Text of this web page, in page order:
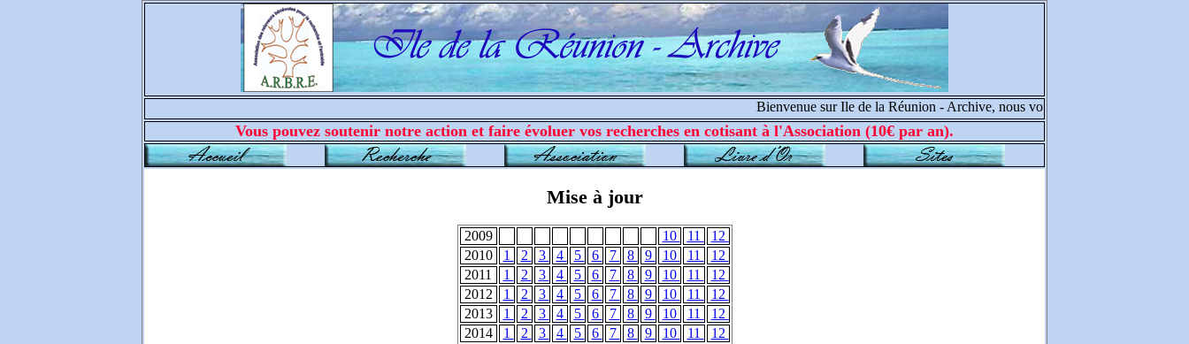
Bienvenue sur Ile de la Réunion - Archive, nous vous souhaitons de belles
Vous pouvez soutenir notre action et faire évoluer vos recherches en cotisant à l'Association (10€ par an).
Mise à jour
2009 10 11
12
2010
1 2 3 4 5 6 7 8 9 10 11
12
2011
1 2 3 4 5 6 7 8 9 10 11
12
2012
1 2 3 4 5 6 7 8 9 10 11
12
2013
1 2 3 4 5 6 7 8 9 10 11
12
2014
1 2 3 4 5 6 7 8 9 10 11
12